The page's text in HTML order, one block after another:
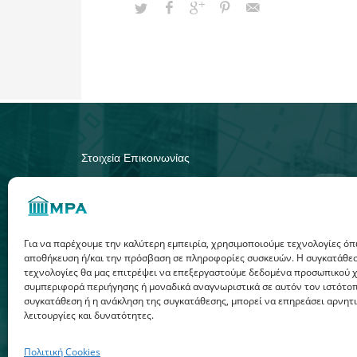
Για να παρέχουμε την καλύτερη εμπειρία, χρησιμοποιούμε τεχνολογίες
αποθήκευση ή/και την πρόσβαση σε πληροφορίες συσκευών. Η
τεχνολογίες θα μας επιτρέψει να επεξεργαστούμε δεδομένα προσωπικού
συμπεριφορά περιήγησης ή μοναδικά αναγνωριστικά σε αυτόν τον
συγκατάθεση ή η ανάκληση της συγκατάθεσης, μπορεί να επηρεάσει
λειτουργίες και δυνατότητες.
Πολιτική Cookies
Στοιχεία Επικοινωνίας
Περιοχή Φούρκα, 52100 Καστοριά.
Πανεπιστήμιο Δυτικής Μακεδονίας
Email. mpa@uowm.gr
© 2025. All rights reserved. Τμήμα